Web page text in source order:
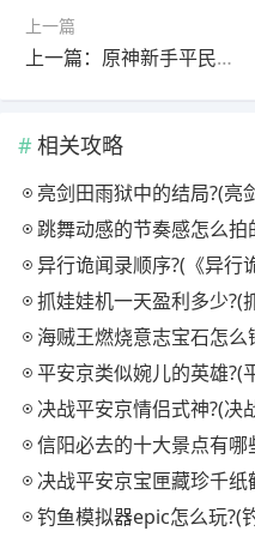
上一篇
上一篇：原神新手平民玩家建议练什么英雄?(原神平民玩家必练角色)
相关攻略
亮剑田雨狱中的结局?(亮
跳舞动感的节奏感怎么拍的?(跳舞动
异行诡闻录顺序?(《异行
抓娃娃机一天盈利多少?(抓娃
海贼王燃烧意志宝石怎么镶嵌?(海
平安京类似婉儿的英雄?(平安
决战平安京情侣式神?(决战平
信阳必去的十大景点有哪些?(信阳必
决战平安京宝匣藏珍千纸鹤怎么用
钓鱼模拟器epic怎么玩?(